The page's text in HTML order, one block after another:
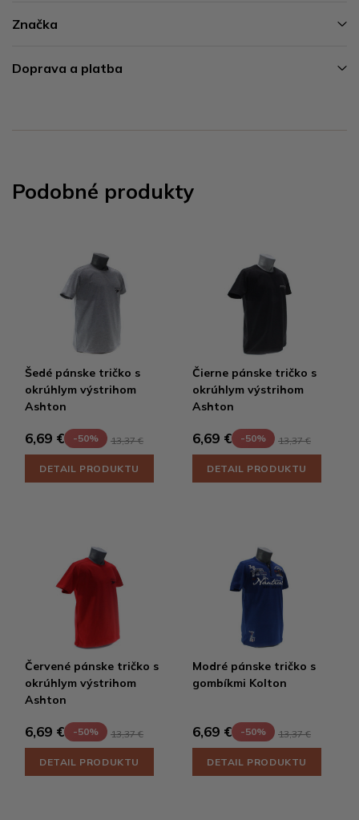
Značka
Doprava a platba
Podobné produkty
Šedé pánske tričko s
okrúhlym výstrihom
Ashton
6,69 € -50% 13,37 €
DETAIL PRODUKTU
Čierne pánske tričko s
okrúhlym výstrihom
Ashton
6,69 € -50% 13,37 €
DETAIL PRODUKTU
Červené pánske tričko s
okrúhlym výstrihom
Ashton
6,69 € -50% 13,37 €
DETAIL PRODUKTU
Modré pánske tričko s
gombíkmi Kolton
6,69 € -50% 13,37 €
DETAIL PRODUKTU